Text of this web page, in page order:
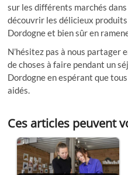
sur les différents marchés
découvrir les délicieux
Dordogne et bien sûr en
N’hésitez pas à nous partager
de choses à faire pendant un
Dordogne en espérant que
aidés.
Ces articles peuvent